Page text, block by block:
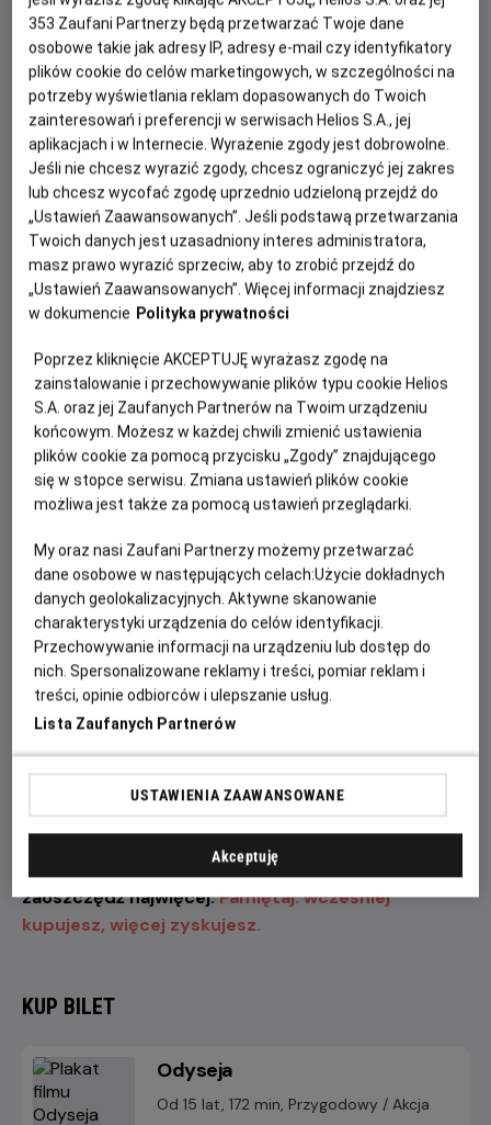
Po ogromnym sukcesie „Oppenheimera”, nagrodzonego
siedmioma Oscarami®, Christopher Nolan powraca z
kolejnym wielkim widowiskiem. Tym razem jeden z
najbardziej cenionych współczesnych reżyserów sięga
po „Odyseję” Homera – ponadczasową historię
uznawaną za fundament zachodniej literatury.
Film opowie o niezwykłej podróży Odyseusza, króla
Itaki, który po zakończeniu wojny trojańskiej podejmuje
pełną niebezpieczeństw drogę do domu. Na jego szlaku
staną mityczne istoty, bogowie i liczne wyzwania, które
wystawią na próbę jego odwagę, spryt oraz
„Odyseja” przyciąga uwagę także imponującą listą
aktorów i aktorek. W filmie zobaczymy m.in. Matta
Damona jako Odyseusza, Toma Hollanda w roli
Telemacha, Anne Hathaway jako Penelopę, Zendayę
jako Atenę, Roberta Pattinsona jako Antinoosa oraz
Charlize Theron jako Kirke. To jedno z najbardziej
połączy epicką opowieść, nowoczesną realizację i
największe gwiazdy światowego kina.
już dziś, wybierz najlepsze miejsce w sali i
zaoszczędź najwięcej.Pamiętaj: wcześniej
kupujesz, więcej zyskujesz.
KUP BILET
Odyseja
Od 15 lat, 172 min, Przygodowy / Akcja
353 Zaufani Partnerzy będą przetwarzać Twoje dane
osobowe takie jak adresy IP, adresy e-mail czy identyfikatory
plików cookie do celów marketingowych, w szczególności na
potrzeby wyświetlania reklam dopasowanych do Twoich
zainteresowań i preferencji w serwisach Helios S.A., jej
aplikacjach i w Internecie. Wyrażenie zgody jest dobrowolne.
Jeśli nie chcesz wyrazić zgody, chcesz ograniczyć jej zakres
lub chcesz wycofać zgodę uprzednio udzieloną przejdź do
„Ustawień Zaawansowanych”. Jeśli podstawą przetwarzania
Twoich danych jest uzasadniony interes administratora,
masz prawo wyrazić sprzeciw, aby to zrobić przejdź do
„Ustawień Zaawansowanych”. Więcej informacji znajdziesz
w dokumencie Polityka prywatności
Poprzez kliknięcie AKCEPTUJĘ wyrażasz zgodę na
zainstalowanie i przechowywanie plików typu cookie Helios
S.A. oraz jej Zaufanych Partnerów na Twoim urządzeniu
końcowym. Możesz w każdej chwili zmienić ustawienia
plików cookie za pomocą przycisku „Zgody” znajdującego
się w stopce serwisu. Zmiana ustawień plików cookie
możliwa jest także za pomocą ustawień przeglądarki.
My oraz nasi Zaufani Partnerzy możemy przetwarzać
dane osobowe w następujących celach:Użycie dokładnych
danych geolokalizacyjnych. Aktywne skanowanie
charakterystyki urządzenia do celów identyfikacji.
Przechowywanie informacji na urządzeniu lub dostęp do
nich. Spersonalizowane reklamy i treści, pomiar reklam i
treści, opinie odbiorców i ulepszanie usług.
Lista Zaufanych Partnerów
USTAWIENIA ZAAWANSOWANE
Akceptuję